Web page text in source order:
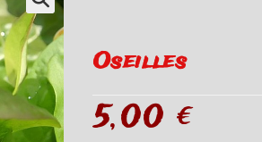
Oseilles
5,00 €